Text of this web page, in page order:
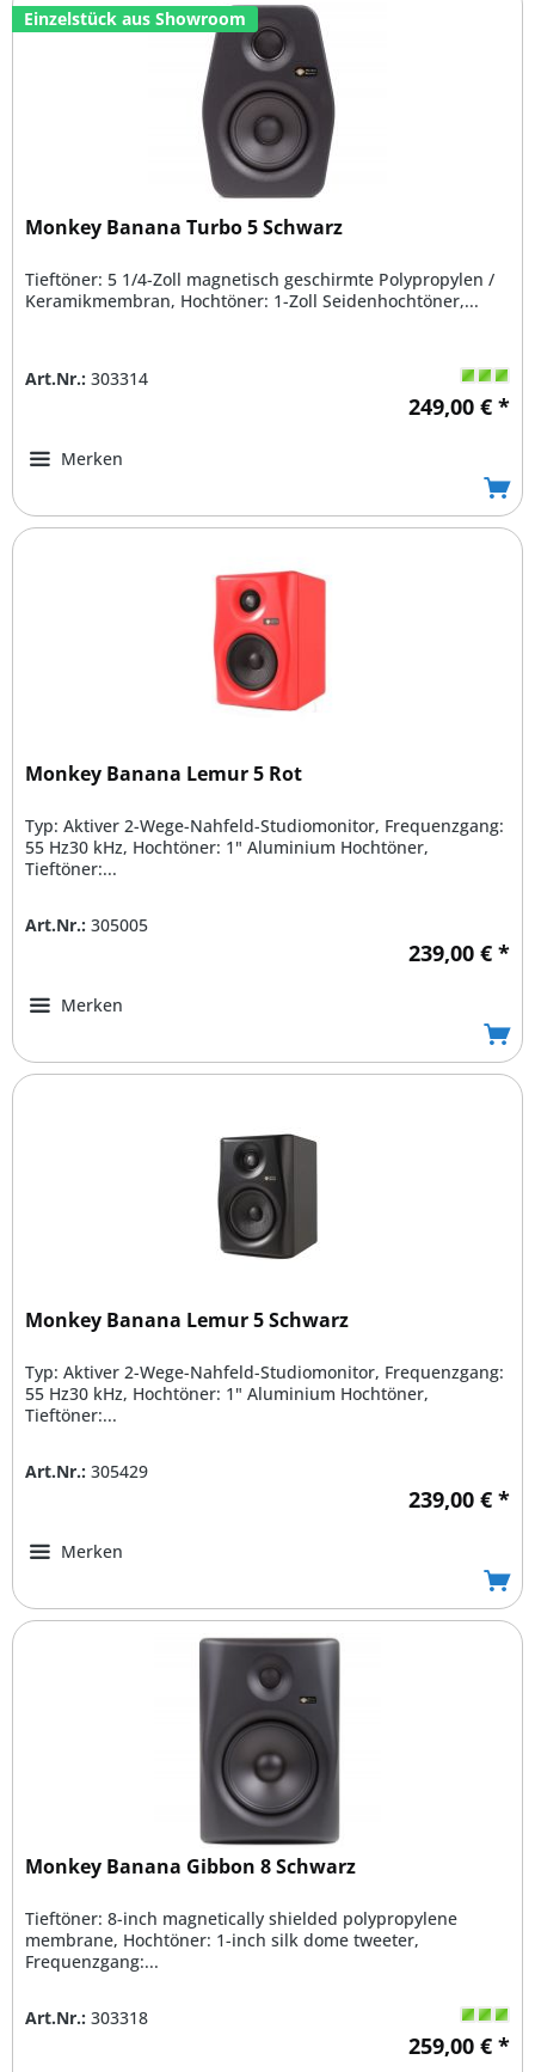
Einzelstück aus Showroom
Monkey Banana Turbo 5 Schwarz
Tieftöner: 5 1/4-Zoll magnetisch geschirmte Polypropylen /
Keramikmembran, Hochtöner: 1-Zoll Seidenhochtöner,...
Art.Nr.: 303314
249,00 € *
Merken
Monkey Banana Lemur 5 Rot
Typ: Aktiver 2-Wege-Nahfeld-Studiomonitor, Frequenzgang:
55 Hz30 kHz, Hochtöner: 1" Aluminium Hochtöner,
Tieftöner:...
Art.Nr.: 305005
239,00 € *
Merken
Monkey Banana Lemur 5 Schwarz
Typ: Aktiver 2-Wege-Nahfeld-Studiomonitor, Frequenzgang:
55 Hz30 kHz, Hochtöner: 1" Aluminium Hochtöner,
Tieftöner:...
Art.Nr.: 305429
239,00 € *
Merken
Monkey Banana Gibbon 8 Schwarz
Tieftöner: 8-inch magnetically shielded polypropylene
membrane, Hochtöner: 1-inch silk dome tweeter,
Frequenzgang:...
Art.Nr.: 303318
259,00 € *